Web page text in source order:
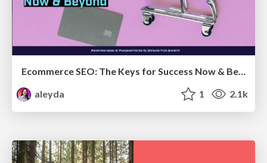
Ecommerce SEO: The Keys for Success Now & Beyond - #SERPConf2024
aleyda
1 2.1k